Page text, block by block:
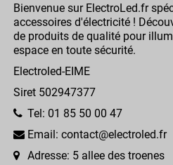
Bienvenue sur ElectroLed.fr
accessoires d'électricité !
de produits de qualité pour
espace en toute sécurité.
Electroled-EIME
Siret 502947377
Tel: 01 85 50 00 47
Email: contact@electroled.fr
Adresse: 5 allee des troenes